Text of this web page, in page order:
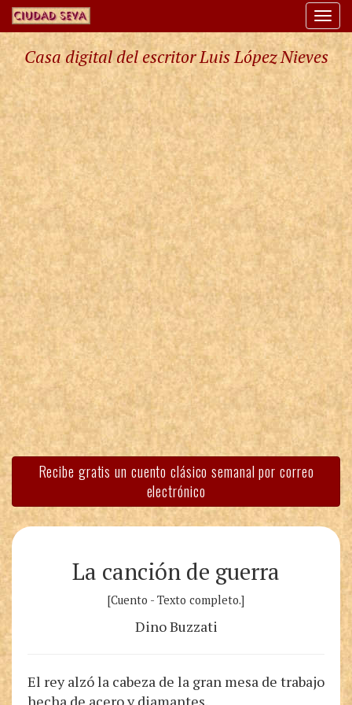
Casa digital del escritor Luis López Nieves
Recibe gratis un cuento clásico semanal por correo
electrónico
La canción de guerra
[Cuento - Texto completo.]
Dino Buzzati
El rey alzó la cabeza de la gran mesa de trabajo
hecha de acero y diamantes.